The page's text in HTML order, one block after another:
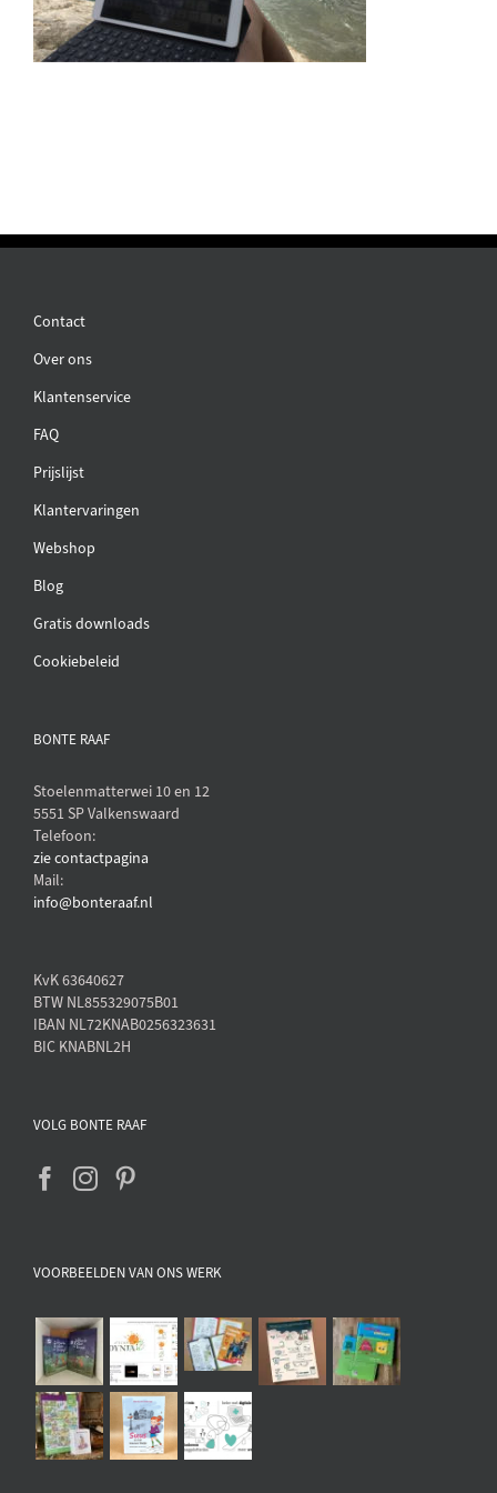
Contact
Over ons
Klantenservice
FAQ
Prijslijst
Klantervaringen
Webshop
Blog
Gratis downloads
Cookiebeleid
BONTE RAAF
Stoelenmatterwei 10 en 12
5551 SP Valkenswaard
Telefoon:
zie contactpagina
Mail:
info@bonteraaf.nl
KvK 63640627
BTW NL855329075B01
IBAN NL72KNAB0256323631
BIC KNABNL2H
VOLG BONTE RAAF
VOORBEELDEN VAN ONS WERK